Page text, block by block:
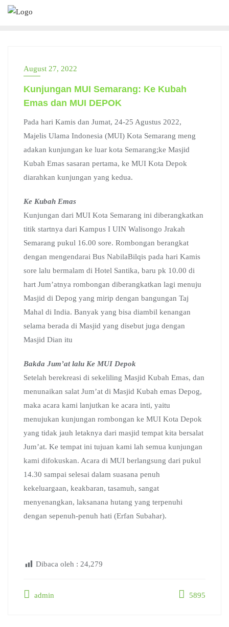
Skip
August 27, 2022
Kunjungan MUI Semarang: Ke Kubah
Emas dan MUI DEPOK
Pada hari Kamis dan Jumat, 24-25 Agustus 2022,
Majelis Ulama Indonesia (MUI) Kota Semarang meng
adakan kunjungan ke luar kota Semarang;ke Masjid
Kubah Emas sasaran pertama, ke MUI Kota Depok
diarahkan kunjungan yang kedua.
Ke Kubah Emas
Kunjungan dari MUI Kota Semarang ini diberangkatkan
titik startnya dari Kampus I UIN Walisongo Jrakah
Semarang pukul 16.00 sore. Rombongan berangkat
dengan mengendarai Bus NabilaBilqis pada hari Kamis
sore lalu bermalam di Hotel Santika, baru pk 10.00 di
hart Jum’atnya rombongan diberangkatkan lagi menuju
Masjid di Depog yang mirip dengan bangungan Taj
Mahal di India. Banyak yang bisa diambil kenangan
selama berada di Masjid yang disebut juga dengan
Masjid Dian itu
Bakda Jum’at lalu Ke MUI Depok
Setelah berekreasi di sekeliling Masjid Kubah Emas, dan
menunaikan salat Jum’at di Masjid Kubah emas Depog,
maka acara kami lanjutkan ke acara inti, yaitu
menujukan kunjungan rombongan ke MUI Kota Depok
yang tidak jauh letaknya dari masjid tempat kita bersalat
Jum’at. Ke tempat ini tujuan kami lah semua kunjungan
kami difokuskan. Acara di MUI berlangsung dari pukul
14.30 sampai selesai dalam suasana penuh
kekeluargaan, keakbaran, tasamuh, sangat
menyenangkan, laksanana hutang yang terpenuhi
dengan sepenuh-penuh hati (Erfan Subahar).
Dibaca oleh : 24,279
admin 5895